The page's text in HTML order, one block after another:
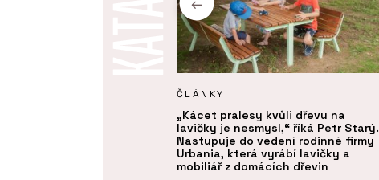
ČLÁNKY
„Kácet pralesy kvůli dřevu na
lavičky je nesmysl,“ říká Petr Starý.
Nastupuje do vedení rodinné firmy
Urbania, která vyrábí lavičky a
mobiliář z domácích dřevin